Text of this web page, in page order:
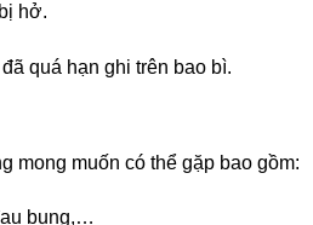
hở.
quá hạn ghi trên bao bì.
mong muốn có thể gặp bao gồm:
bụng,…